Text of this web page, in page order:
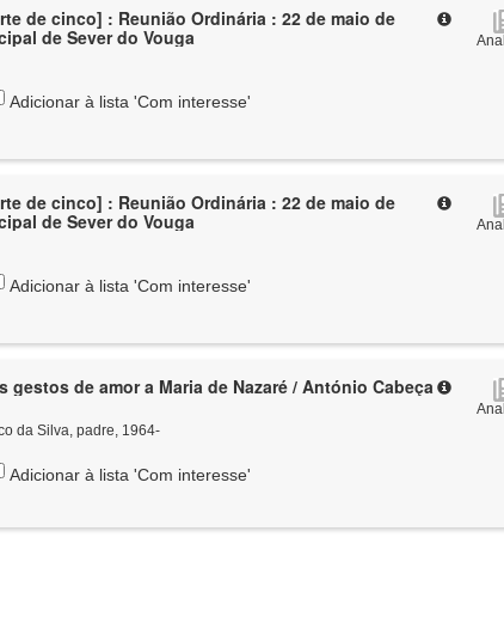
de cinco] : Reunião Ordinária : 22 de maio de
de Sever do Vouga
Adicionar à lista 'Com interesse'
de cinco] : Reunião Ordinária : 22 de maio de
de Sever do Vouga
Adicionar à lista 'Com interesse'
gestos de amor a Maria de Nazaré / António Cabeça
da Silva, padre, 1964-
Adicionar à lista 'Com interesse'